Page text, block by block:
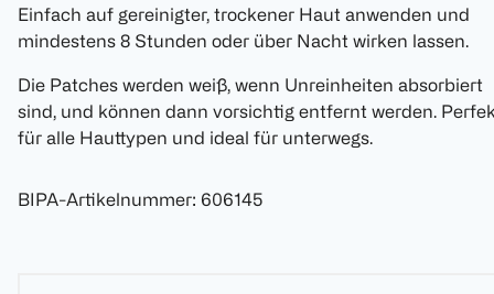
Einfach auf gereinigter, trockener Haut anwenden und
mindestens 8 Stunden oder über Nacht wirken lassen.
Die Patches werden weiß, wenn Unreinheiten absorbiert
sind, und können dann vorsichtig entfernt werden.
für alle Hauttypen und ideal für unterwegs.
BIPA-Artikelnummer: 606145